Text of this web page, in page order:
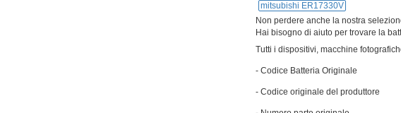
mitsubishi ER17330V
Non perdere anche la nostra
Hai bisogno di aiuto per trovare la
Tutti i dispositivi, macchine
- Codice Batteria Originale
- Codice originale del produttore